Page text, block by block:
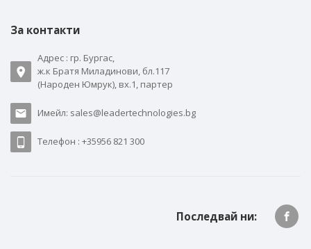
За контакти
Адрес : гр. Бургас,
ж.к Братя Миладинови, бл.117
(Народен Юмрук), вх.1, партер
Имейл: sales@leadertechnologies.bg
Телефон : +35956 821 300
Последвай ни: